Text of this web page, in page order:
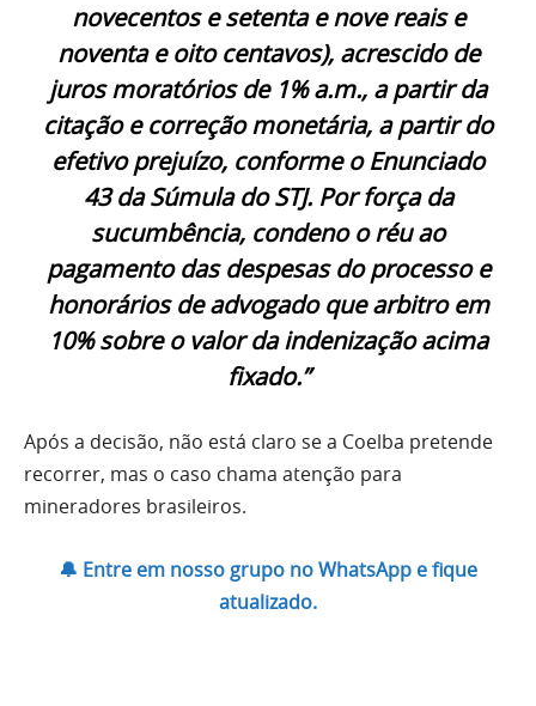
novecentos e setenta e nove reais e
noventa e oito centavos), acrescido de
juros moratórios de 1% a.m., a partir da
citação e correção monetária, a partir do
efetivo prejuízo, conforme o Enunciado
43 da Súmula do STJ. Por força da
sucumbência, condeno o réu ao
pagamento das despesas do processo e
honorários de advogado que arbitro em
10% sobre o valor da indenização acima
ﬁxado.”
Após a decisão, não está claro se a Coelba pretende
recorrer, mas o caso chama atenção para
mineradores brasileiros.
🔔 Entre em nosso grupo no WhatsApp e fique
atualizado.